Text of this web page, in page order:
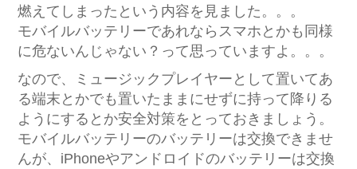
燃えてしまったという内容を見ました。。。
モバイルバッテリーであれならスマホとかも同様
に危ないんじゃない？って思っていますよ。。。
なので、ミュージックプレイヤーとして置いてあ
る端末とかでも置いたままにせずに持って降りる
ようにするとか安全対策をとっておきましょう。
モバイルバッテリーのバッテリーは交換できませ
んが、iPhoneやアンドロイドのバッテリーは交換